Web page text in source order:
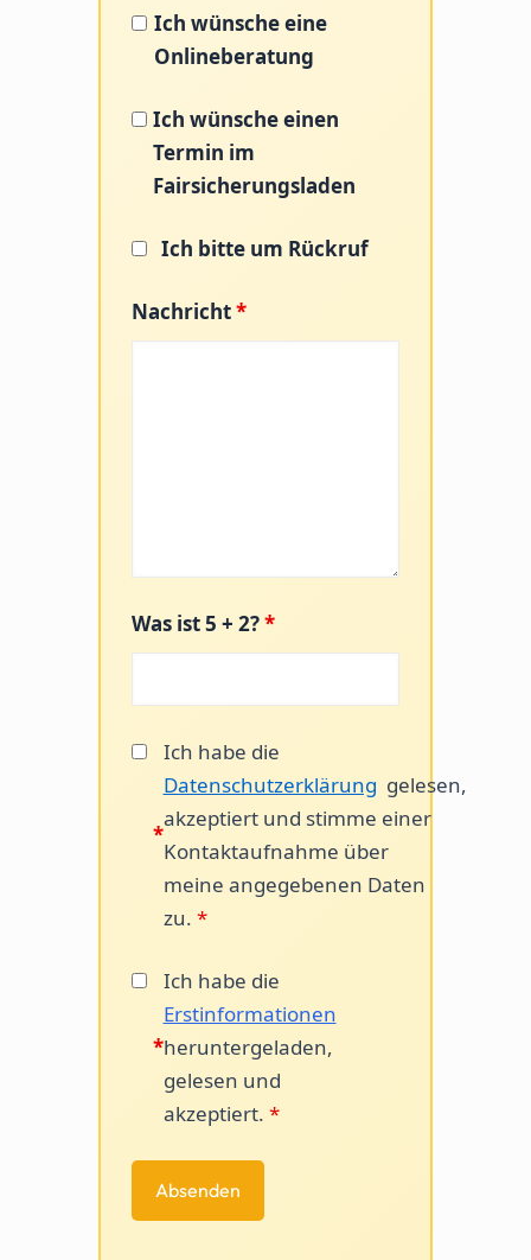
Ich wünsche eine
Onlineberatung
Ich wünsche einen
Termin im
Fairsicherungsladen
Ich bitte um Rückruf
Nachricht*
Was ist 5 + 2?*
*
Ich habe die
Datenschutzerklärung gelesen,
akzeptiert und stimme einer
Kontaktaufnahme über
meine angegebenen Daten
zu. *
*
Ich habe die
Erstinformationen
heruntergeladen,
gelesen und
akzeptiert. *